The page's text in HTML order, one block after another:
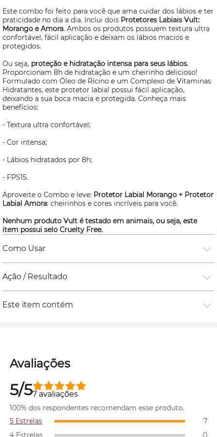
Este combo foi feito para você que ama cuidar dos lábios e ter
praticidade no dia a dia. Inclui dois Protetores Labiais Vult:
Morango e Amora. Ambos os produtos possuem textura ultra
confortável, fácil aplicação e deixam os lábios macios e
protegidos.
Ou seja, proteção e hidratação intensa para seus lábios.
Proporcionam 8h de hidratação e um cheirinho delicioso!
Formulado com Óleo de Rícino e um Complexo de Vitaminas
Hidratantes, este protetor labial possui fácil aplicação,
deixando a sua boca macia e protegida. Conheça mais
benefícios:
- Textura ultra confortável;
- Cor intensa;
- Lábios hidratados por 8h;
- FPS15.
Aproveite o Combo e leve: Protetor Labial Morango + Protetor
Labial Amora: cheirinhos e cores incríveis para você.
Nenhum produto Vult é testado em animais, ou seja, este
item possui selo Cruelty Free.
Como Usar
Ação / Resultado
Este item contém
Avaliações
5/57 avaliações
100% dos respondentes recomendam esse produto.
5 Estrelas
7
4 Estrelas
0